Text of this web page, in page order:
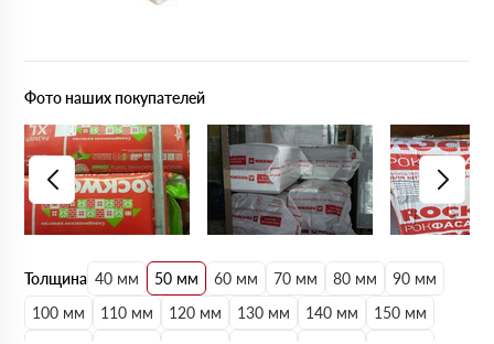
Толщина 40 мм 50 мм 60 мм 70 мм 80 мм
90 мм
100 мм
110 мм 120 мм 130 мм 140 мм
150 мм
Фото наших покупателей